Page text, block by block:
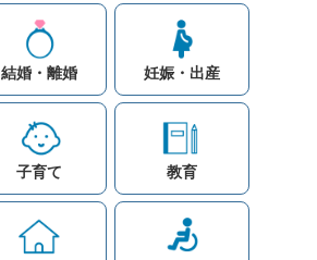
結婚・離婚 妊娠・出産
子育て 教育